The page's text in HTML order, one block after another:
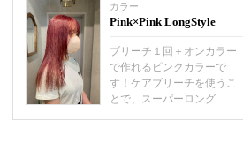
カラー
Pink×Pink LongStyle
ブリーチ１回＋オンカラー
で作れるピンクカラーで
す！ケアブリーチを使うこ
とで、スーパーロング...